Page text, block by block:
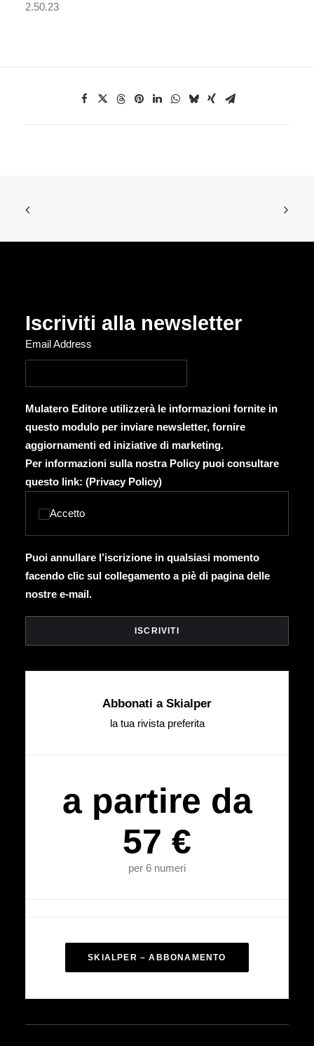
2.50.23
Iscriviti alla newsletter
Email Address
Mulatero Editore utilizzerà le informazioni fornite in
questo modulo per inviare newsletter, fornire
aggiornamenti ed iniziative di marketing.
Per informazioni sulla nostra Policy puoi consultare
questo link: (Privacy Policy)
Accetto
Puoi annullare l’iscrizione in qualsiasi momento
facendo clic sul collegamento a piè di pagina delle
nostre e-mail.
Abbonati a Skialper
la tua rivista preferita
a partire da
57 €
per 6 numeri
SKIALPER – ABBONAMENTO